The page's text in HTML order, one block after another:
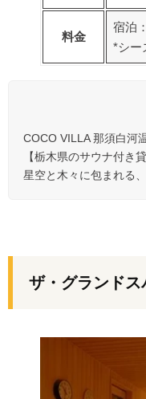
料金
宿泊
*シー
COCO VILLA 那須白河
【栃木県のサウナ付き
星空と木々に包まれる
ザ・グランドス